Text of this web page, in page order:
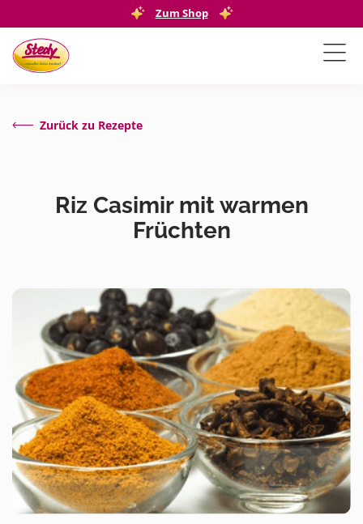
Zum Shop
Zurück zu Rezepte
Riz Casimir mit warmen
Früchten